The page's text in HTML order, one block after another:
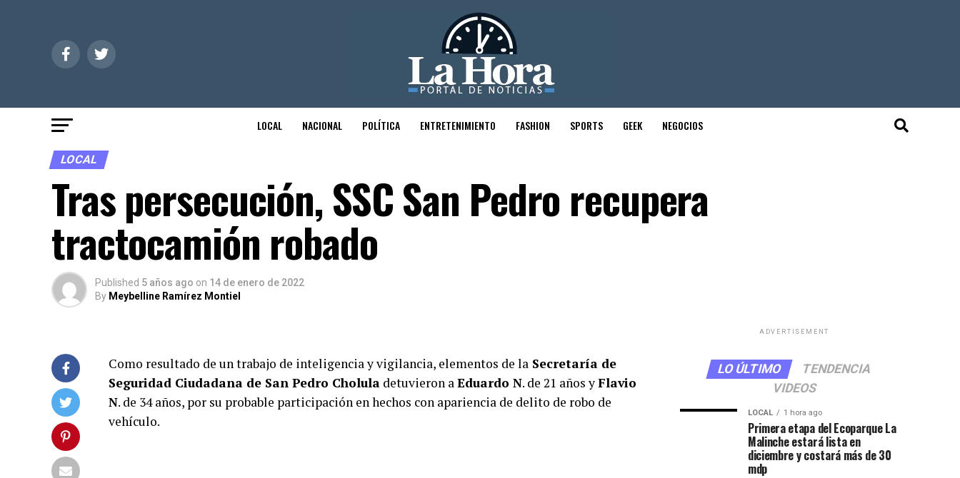
LOCAL NACIONAL POLÍTICA ENTRETENIMIENTO FASHION SPORTS GEEK NEGOCIOS
LOCAL
Tras persecución, SSC San Pedro recupera
tractocamión robado
Published 5 años ago on 14 de enero de 2022
By Meybelline Ramírez Montiel
Como resultado de un trabajo de inteligencia y vigilancia, elementos de la Secretaría de
Seguridad Ciudadana de San Pedro Cholula detuvieron aEduardo N. de 21 años yFlavio
N. de 34 años, por su probable participación en hechos con apariencia de delito de robo de
vehículo.
ADVERTISEMENT
LO ÚLTIMO
TENDENCIA
VIDEOS
LOCAL 1 hora ago
Primera etapa del Ecoparque La
Malinche estará lista en
diciembre y costará más de 30
mdp